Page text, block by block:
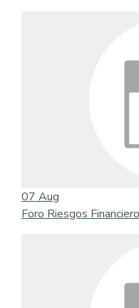
07 Aug
Foro Riesgos